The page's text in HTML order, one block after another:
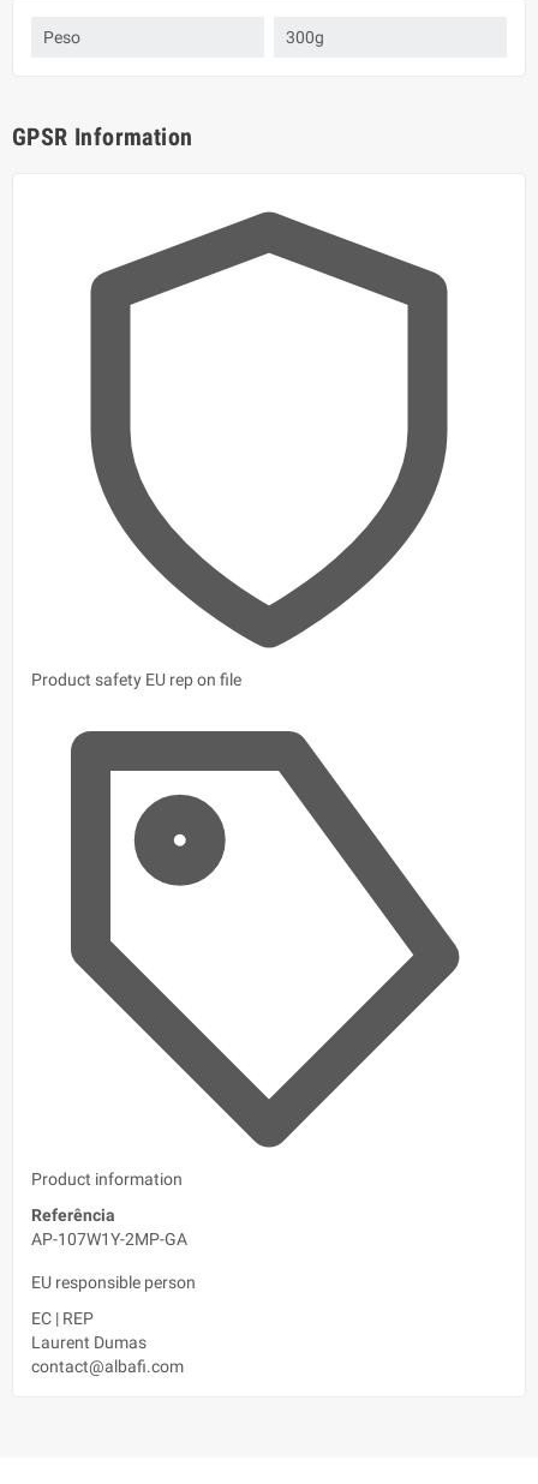
Peso 300g
GPSR Information
Product safety EU rep on file
Product information
Referência
AP-107W1Y-2MP-GA
EU responsible person
EC | REP
Laurent Dumas
contact@albafi.com